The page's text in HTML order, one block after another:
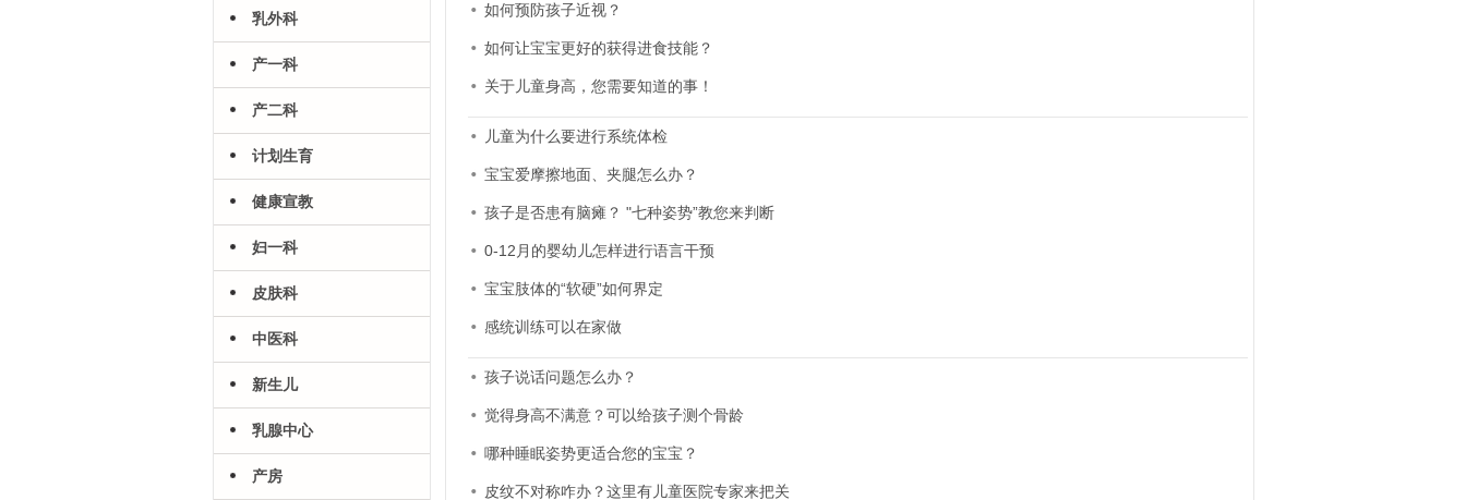
乳外科
产一科
产二科
计划生育
健康宣教
妇一科
皮肤科
中医科
新生儿
乳腺中心
产房
如何预防孩子近视？
如何让宝宝更好的获得进食技能？
关于儿童身高，您需要知道的事！
儿童为什么要进行系统体检
宝宝爱摩擦地面、夹腿怎么办？
孩子是否患有脑瘫？ "七种姿势”教您来判断
0-12月的婴幼儿怎样进行语言干预
宝宝肢体的“软硬”如何界定
感统训练可以在家做
孩子说话问题怎么办？
觉得身高不满意？可以给孩子测个骨龄
哪种睡眠姿势更适合您的宝宝？
皮纹不对称咋办？这里有儿童医院专家来把关